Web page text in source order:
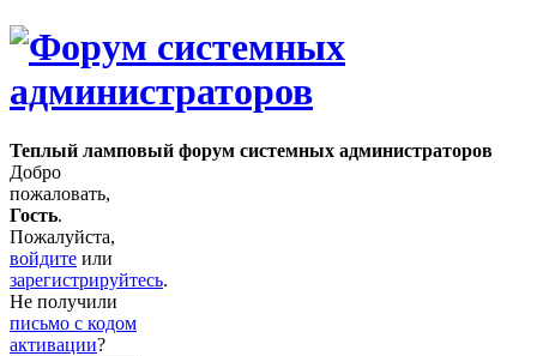
Теплый ламповый форум системных администраторов
Добро
пожаловать,
Гость.
Пожалуйста,
войдите или
зарегистрируйтесь.
Не получили
письмо с кодом
активации?